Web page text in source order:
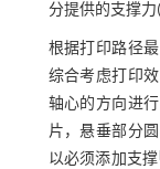
分提供的支撑力(
根据打印路径
综合考虑打印
轴心的方向进
片，悬垂部分
以必须添加支撑